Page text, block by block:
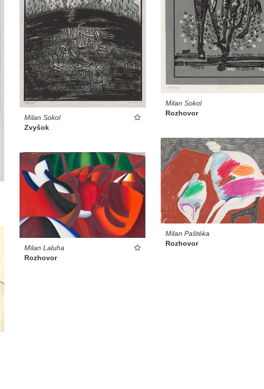
Milan Sokol
Rozhovor
Milan Sokol
Zvyšok
Milan Paštéka
Rozhovor
Milan Laluha
Rozhovor